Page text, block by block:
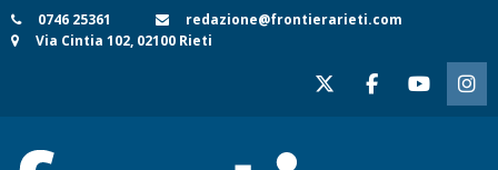
Skip
to
0746 25361
redazione@frontierarieti.com
Via Cintia 102, 02100 Rieti